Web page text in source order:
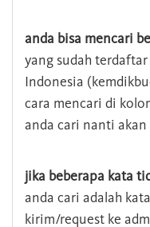
anda bisa mencari
yang sudah
Indonesia
cara mencari di
anda cari nanti
jika beberapa kata
anda cari adalah
kirim/request ke